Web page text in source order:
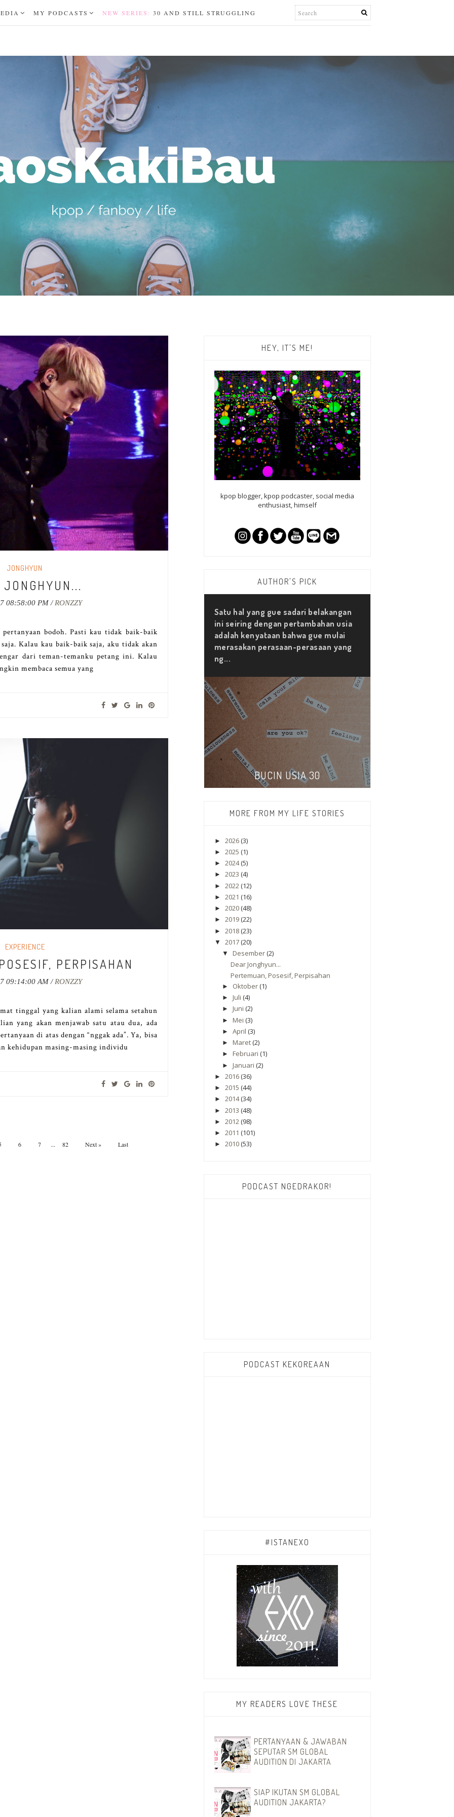
MY PODCASTS NEW SERIES: 30 AND STILL STRUGGLING
JONGHYUN
JONGHYUN...
08:58:00 PM / RONZZY
bodoh. Pasti kau tidak baik-baik
Kalau kau baik-baik saja, aku tidak akan
dari teman-temanku petang ini. Kalau
membaca semua yang
EXPERIENCE
PERPISAHAN
09:14:00 AM / RONZZY
tinggal yang kalian alami selama setahun
yang akan menjawab satu atau dua, ada
di atas dengan “nggak ada”. Ya, bisa
kehidupan masing-masing individu
6 7 ... 82 Next » Last
HEY, IT'S ME!
kpop blogger, kpop podcaster, social media
enthusiast, himself
AUTHOR'S PICK
BUCIN USIA 30
Satu hal yang gue sadari belakangan
ini seiring dengan pertambahan usia
adalah kenyataan bahwa gue mulai
merasakan perasaan-perasaan yang
ng...
MORE FROM MY LIFE STORIES
► 2026(3)
► 2025 (1)
► 2024(5)
► 2023 (4)
► 2022 (12)
► 2021 (16)
► 2020(48)
► 2019(22)
► 2018(23)
▼ 2017(20)
▼Desember(2)
Dear Jonghyun...
Pertemuan, Posesif, Perpisahan
► Oktober(1)
►Juli(4)
►Juni(2)
►Mei(3)
►April(3)
►Maret(2)
►Februari(1)
►Januari(2)
► 2016(36)
► 2015 (44)
► 2014(34)
► 2013 (48)
► 2012(98)
► 2011 (101)
► 2010(53)
PODCAST NGEDRAKOR!
PODCAST KEKOREAAN
#ISTANEXO
MY READERS LOVE THESE
PERTANYAAN & JAWABAN
SEPUTAR SM GLOBAL
AUDITION DI JAKARTA
SIAP IKUTAN SM GLOBAL
AUDITION JAKARTA?